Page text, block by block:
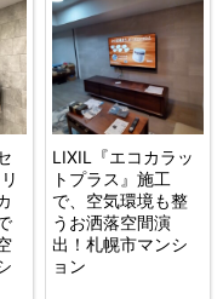
LIXIL『エコカラッ
トプラス』施工
で、空気環境も整
うお洒落空間演
出！札幌市マンシ
ョン